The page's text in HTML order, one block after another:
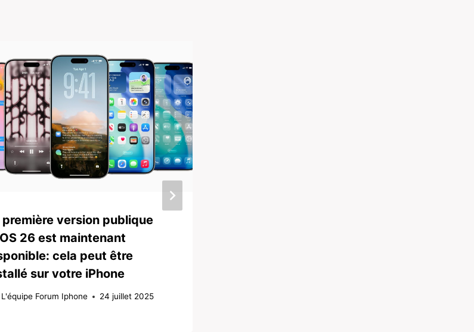
première version publique
26 est maintenant
cela peut être
sur votre iPhone
L'équipe Forum Iphone 24 juillet 2025